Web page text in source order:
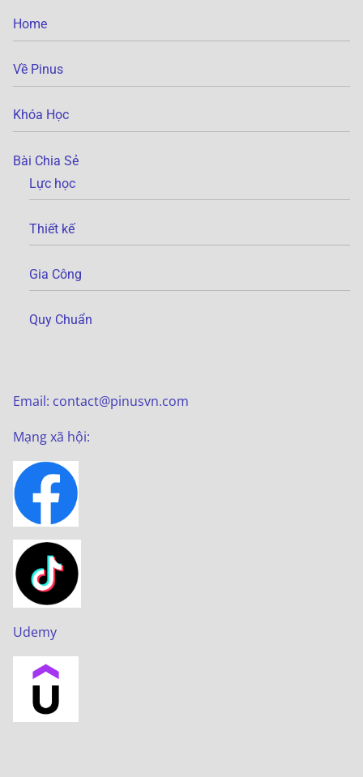
Home
Về Pinus
Khóa Học
Bài Chia Sẻ
Lực học
Thiết kế
Gia Công
Quy Chuẩn
Email: contact@pinusvn.com
Mạng xã hội:
Udemy